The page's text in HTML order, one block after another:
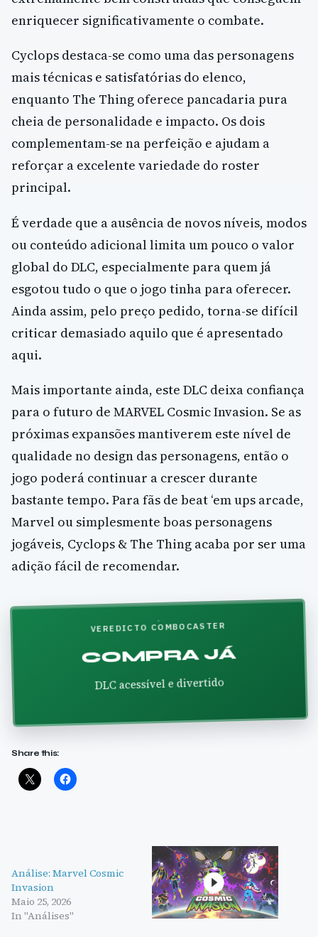
enriquecer significativamente o combate.
Cyclops destaca-se como uma das personagens
mais técnicas e satisfatórias do elenco,
enquanto The Thing oferece pancadaria pura
cheia de personalidade e impacto. Os dois
complementam-se na perfeição e ajudam a
reforçar a excelente variedade do roster
principal.
É verdade que a ausência de novos níveis, modos
ou conteúdo adicional limita um pouco o valor
global do DLC, especialmente para quem já
esgotou tudo o que o jogo tinha para oferecer.
Ainda assim, pelo preço pedido, torna-se difícil
criticar demasiado aquilo que é apresentado
aqui.
Mais importante ainda, este DLC deixa confiança
para o futuro de MARVEL Cosmic Invasion. Se as
próximas expansões mantiverem este nível de
qualidade no design das personagens, então o
jogo poderá continuar a crescer durante
bastante tempo. Para fãs de beat ‘em ups arcade,
Marvel ou simplesmente boas personagens
jogáveis, Cyclops & The Thing acaba por ser uma
adição fácil de recomendar.
VEREDICTO COMBOCASTER
COMPRA JÁ
DLC acessível e divertido
Share this:
Análise: Marvel Cosmic
Invasion
Maio 25, 2026
In "Análises"